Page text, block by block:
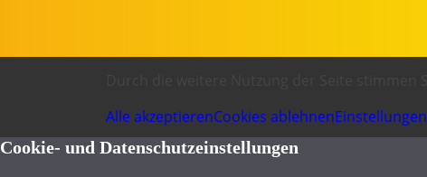
Alle akzeptierenCookies ablehnenEinstellungen
Cookie- und Datenschutzeinstellungen